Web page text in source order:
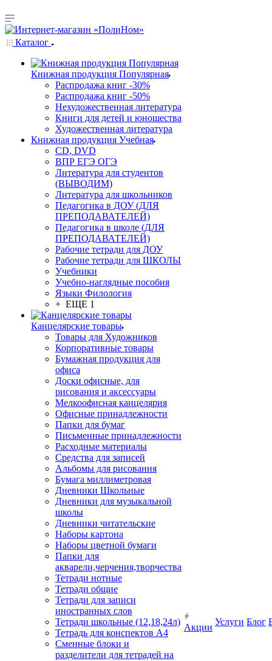
Каталог
Книжная продукция Популярная
Распродажа книг -30%
Распродажа книг -50%
Нехудожественная литература
Книги для детей и юношества
Художественная литература
Книжная продукция Учебная
CD, DVD
ВПР ЕГЭ ОГЭ
Литература для студентов
(ВЫВОДИМ)
Литература для школьников
Педагогика в ДОУ (ДЛЯ
ПРЕПОДАВАТЕЛЕЙ)
Педагогика в школе (ДЛЯ
ПРЕПОДАВАТЕЛЕЙ)
Рабочие тетради для ДОУ
Рабочие тетради для ШКОЛЫ
Учебники
Учебно-наглядные пособия
Языки Филология
+ ЕЩЕ 1
Канцелярские товары
Товары для Художников
Корпоративные товары
Бумажная продукция для
офиса
Доски офисные, для
рисования и аксессуары
Мелкоофисная канцелярия
Офисные принадлежности
Папки для бумаг
Письменные принадлежности
Расходные материалы
Средства для записей
Альбомы для рисования
Бумага миллиметровая
Дневники Школьные
Дневники для музыкальной
школы
Дневники читательские
Наборы картона
Наборы цветной бумаги
Папки для
акварели,черчения,творчества
Тетради нотные
Тетради общие
Тетради для записи
иностранных слов
Тетради школьные (12,18,24л)
Тетрадь для конспектов А4
Сменные блоки и
разделители для тетрадей на
Акции
Услуги Блог